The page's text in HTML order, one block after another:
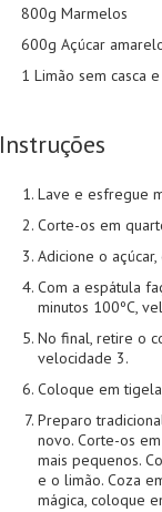
800g Marmelos
600g Açúcar
1 Limão sem casca
Instruções
Lave e esfregue
Corte-os em
Adicione o
Com a espátula
minutos 100ºC,
No final, retire o
velocidade 3.
Coloque em
Preparo
novo. Corte-os
mais pequenos.
e o limão. Coza
mágica, coloque